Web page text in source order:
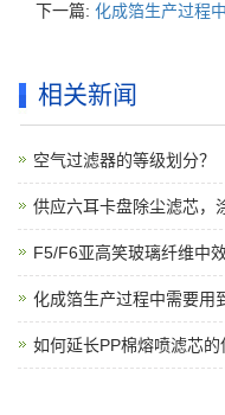
下一篇: 化成箔生产过程
相关新闻
空气过滤器的等级划分？
供应六耳卡盘除尘滤芯，
F5/F6亚高笑玻璃纤维中
化成箔生产过程中需要用
如何延长PP棉熔喷滤芯的